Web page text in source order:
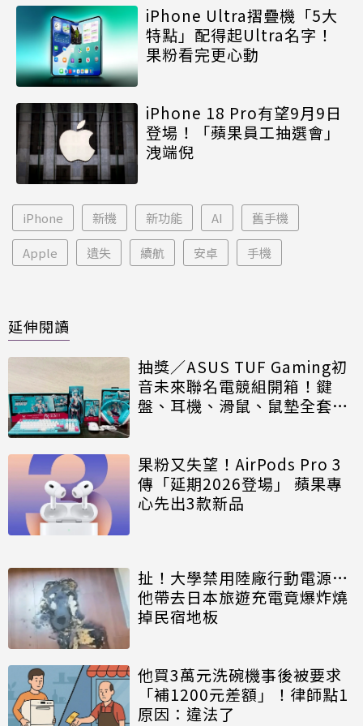
iPhone Ultra摺疊機「5大
特點」配得起Ultra名字！
果粉看完更心動
iPhone 18 Pro有望9月9日
登場！「蘋果員工抽選會」
洩端倪
iPhone 新機 新功能 AI 舊手機
Apple 遺失 續航 安卓 手機
延伸閱讀
抽獎／ASUS TUF Gaming初
音未來聯名電競組開箱！鍵
盤、耳機、滑鼠、鼠墊全套香
果粉又失望！AirPods Pro 3
傳「延期2026登場」 蘋果專
心先出3款新品
扯！大學禁用陸廠行動電源…
他帶去日本旅遊充電竟爆炸燒
掉民宿地板
他買3萬元洗碗機事後被要求
「補1200元差額」！律師點1
原因：違法了